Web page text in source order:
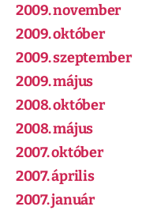
2009. november
2009. október
2009. szeptember
2009. május
2008. október
2008. május
2007. október
2007. április
2007. január